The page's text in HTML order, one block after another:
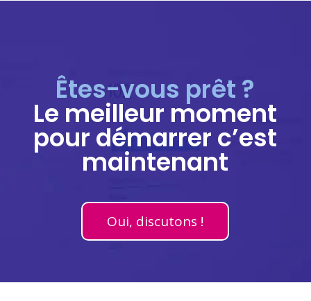
Êtes-vous prêt ?
Le meilleur moment
pour démarrer c’est
maintenant
Oui, discutons !